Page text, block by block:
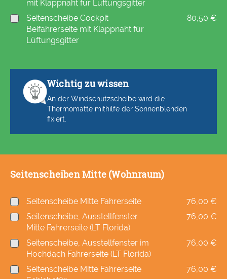
mit Klappnaht für Lüftungsgitter
Seitenscheibe Cockpit
Beifahrerseite mit Klappnaht für
Lüftungsgitter
80,50 €
Wichtig zu wissen
An der Windschutzscheibe wird die
Thermomatte mithilfe der Sonnenblenden
fixiert.
Seitenscheiben Mitte (Wohnraum)
Seitenscheibe Mitte Fahrerseite
76,00 €
Seitenscheibe, Ausstellfenster
Mitte Fahrerseite (LT Florida)
76,00 €
Seitenscheibe, Ausstellfenster im
Hochdach Fahrerseite (LT Florida)
76,00 €
Seitenscheibe Mitte Fahrerseite
76,00 €